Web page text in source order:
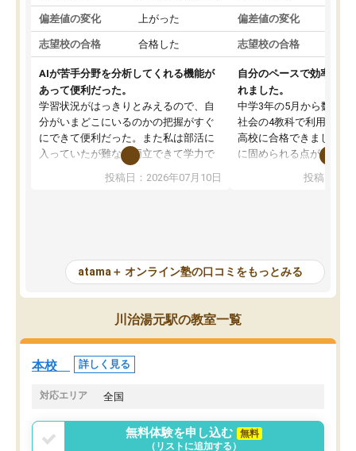
偏差値の変化 上がった
志望校の合格 合格した
AIが苦手分野を分析してくれる機能が
あって便利だった。
学習状況がはっきりとみえるので、自
分がいまどこにいるのかの把握がすぐ
にできて便利だった。また私は部活に
入っていたが難なく両立できて学力で
も部活でも結果を残すことができてよ
かった。また問題演習の際に、自分が
が、自分で自分の管理ができない人に
とっては難しい部分もあるのではない
かと思った。
投稿日：2026年07月10日
偏差値の変化
志望校の合格
自分のペースで効率よく
れました。
中学3年の5月から数学・
社会の4教科で利用し、
高校に合格できました。
に固められる点が魅力で
項目のおかげで、手軽
元数が可視化されるので
しながら意欲的に取り組
常に効果を実感している
になった現在も大学受験
して利用しており、自信
すめできる塾です。
投稿日：
atama＋ オンライン塾の口コミをもっとみる
川治湯元駅の教室一覧
本校 詳しく見る
対応エリア 全国
無料体験を申し込む
無料
（リストに追加する）